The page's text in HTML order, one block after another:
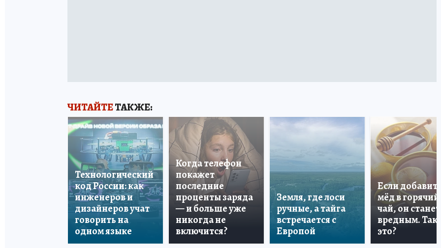
ЧИТАЙТЕТАКЖЕ:
Технологический
код России: как
инженеров и
дизайнеров учат
говорить на
одном языке
Когда телефон
покажет
последние
проценты заряда
— и больше уже
никогда не
включится?
Земля, где лоси
ручные, а тайга
встречается с
Европой
Если добавить
мёд в горячий
чай, он станет
вредным. Так
это?